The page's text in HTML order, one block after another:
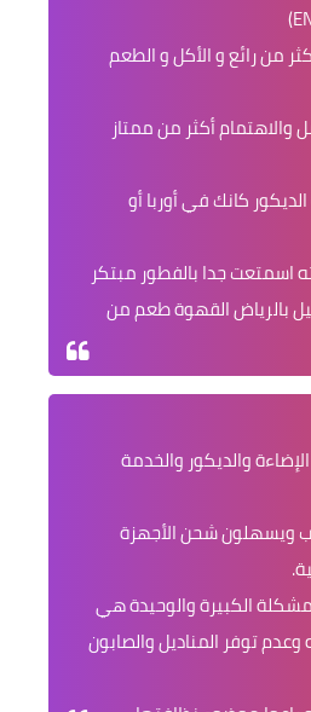
من رائع و الأكل و الطعم
والاهتمام أكثر من ممتاز
كانك في أوربا أو
اسمتعت جدا بالفطور مبتكر
بالرياض القهوة طعم من
والديكور والخدمة
ويسهلون شحن الأجهزة
الكبيرة والوحيدة هي
وعدم توفر المناديل والصابون